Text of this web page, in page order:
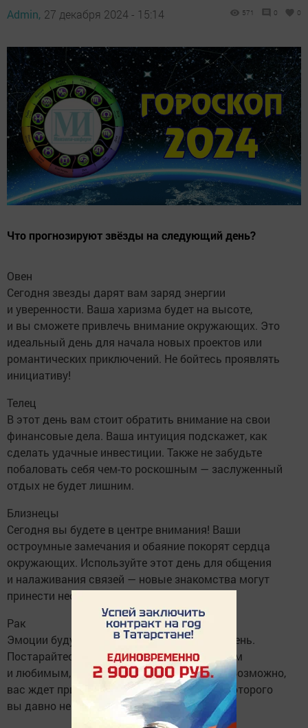
Admin, 27 декабря 2024 - 15:14 571 0 0
Что прогнозируют звёзды на следующий день?
Овен
Сегодня звезды дарят вам заряд энергии
и уверенности. Ваша харизма будет на высоте,
и вы сможете привлечь внимание окружающих. Это
идеальный день для начала новых проектов или
романтических приключений. Не бойтесь проявлять
инициативу!
Телец
В этот день вам стоит обратить внимание на свои
финансовые дела. Ваша интуиция подскажет, как
сделать удачные инвестиции. Также не забудьте
побаловать себя чем-то роскошным — заслуженный
отдых не будет лишним.
Близнецы
Сегодня вы будете в центре внимания! Ваши
остроумные замечания и обаяние покорят сердца
окружающих. Используйте этот день для общения
и налаживания связей — новые знакомства могут
принести неожиданные плоды.
Рак
Эмоции будут играть важную роль в этот день.
Постарайтесь уделить время своим близким
и любимым, это укрепит ваши отношения. Возможно,
вас ждет приятный сюрприз от человека, которого
вы давно не видели.